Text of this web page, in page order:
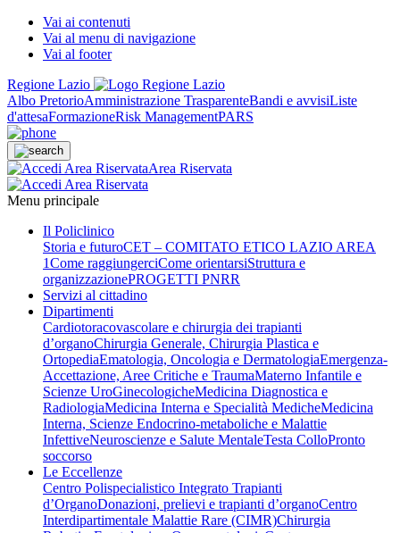
Vai ai contenuti
Vai al menu di navigazione
Vai al footer
Regione Lazio
Albo PretorioAmministrazione TrasparenteBandi e avvisiListe
d'attesaFormazioneRisk ManagementPARS
Area Riservata
Menu principale
Il Policlinico
Storia e futuroCET – COMITATO ETICO LAZIO AREA
1Come raggiungerciCome orientarsiStruttura e
organizzazionePROGETTI PNRR
Servizi al cittadino
Dipartimenti
Cardiotoracovascolare e chirurgia dei trapianti
d’organoChirurgia Generale, Chirurgia Plastica e
OrtopediaEmatologia, Oncologia e DermatologiaEmergenza-
Accettazione, Aree Critiche e TraumaMaterno Infantile e
Scienze UroGinecologicheMedicina Diagnostica e
RadiologiaMedicina Interna e Specialità MedicheMedicina
Interna, Scienze Endocrino-metaboliche e Malattie
InfettiveNeuroscienze e Salute MentaleTesta ColloPronto
soccorso
Le Eccellenze
Centro Polispecialistico Integrato Trapianti
d’OrganoDonazioni, prelievi e trapianti d’organoCentro
Interdipartimentale Malattie Rare (CIMR)Chirurgia